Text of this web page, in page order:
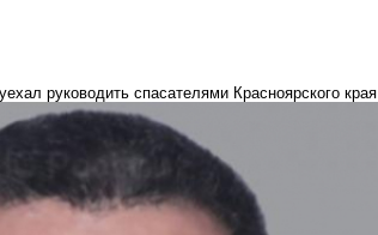
руководить спасателями Красноярского края